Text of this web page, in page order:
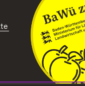
in neuem Fenster)